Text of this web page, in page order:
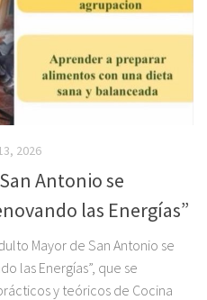
2026
Antonio se
las Energías”
Mayor de San Antonio se
las Energías”, que se
y teóricos de Cocina